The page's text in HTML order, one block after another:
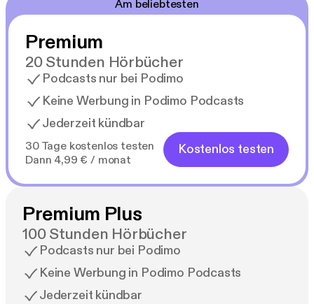
Am beliebtesten
Premium
20 Stunden Hörbücher
Podcasts nur bei Podimo
Keine Werbung in Podimo Podcasts
Jederzeit kündbar
30 Tage kostenlos testen
Dann 4,99 € / monat
Kostenlos testen
Premium Plus
100 Stunden Hörbücher
Podcasts nur bei Podimo
Keine Werbung in Podimo Podcasts
Jederzeit kündbar